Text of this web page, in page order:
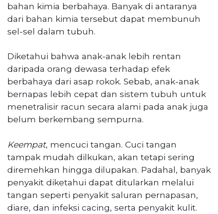
bahan kimia berbahaya. Banyak di antaranya
dari bahan kimia tersebut dapat membunuh
sel-sel dalam tubuh.
Diketahui bahwa anak-anak lebih rentan
daripada orang dewasa terhadap efek
berbahaya dari asap rokok. Sebab, anak-anak
bernapas lebih cepat dan sistem tubuh untuk
menetralisir racun secara alami pada anak juga
belum berkembang sempurna.
Keempat, mencuci tangan. Cuci tangan
tampak mudah dilkukan, akan tetapi sering
diremehkan hingga dilupakan. Padahal, banyak
penyakit diketahui dapat ditularkan melalui
tangan seperti penyakit saluran pernapasan,
diare, dan infeksi cacing, serta penyakit kulit.